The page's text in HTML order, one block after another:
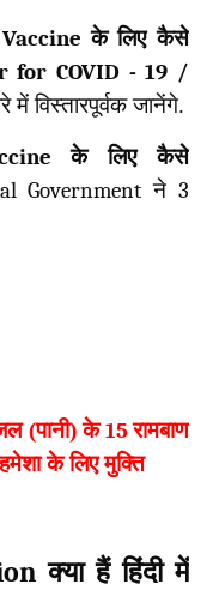
के लिए कैसे
for COVID - 19 /
में विस्तारपूर्वक जानेंगे.
के लिए कैसे
Governmentने3
(पानी) के15रामबाण
के लिए मुक्ति
क्या हैं हिंदी में